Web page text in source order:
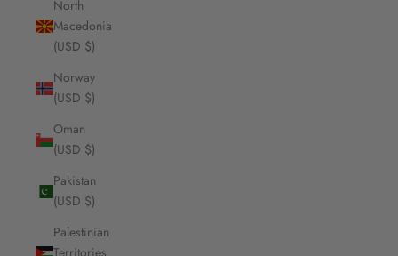
North
Macedonia
(USD $)
Norway
(USD $)
Oman
(USD $)
Pakistan
(USD $)
Palestinian